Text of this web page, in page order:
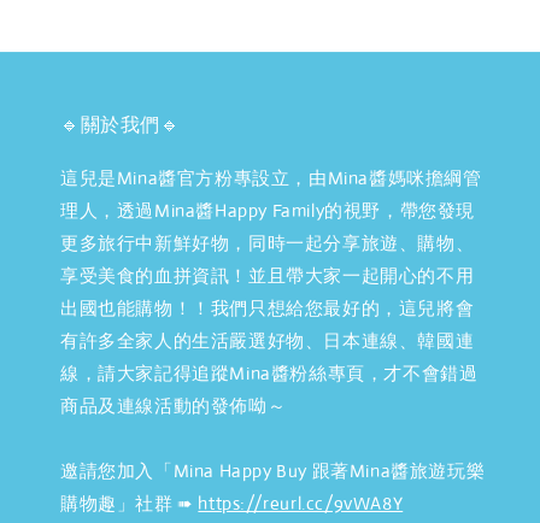
🔹關於我們🔹
這兒是Mina醬官方粉專設立，由Mina醬媽咪擔綱管
理人，透過Mina醬Happy Family的視野，帶您發現
更多旅行中新鮮好物，同時一起分享旅遊、購物、
享受美食的血拼資訊！並且帶大家一起開心的不用
出國也能購物！！我們只想給您最好的，這兒將會
有許多全家人的生活嚴選好物、日本連線、韓國連
線，請大家記得追蹤Mina醬粉絲專頁，才不會錯過
商品及連線活動的發佈呦～
邀請您加入「Mina Happy Buy 跟著Mina醬旅遊玩樂
購物趣」社群 ➠ https://reurl.cc/9vWA8Y